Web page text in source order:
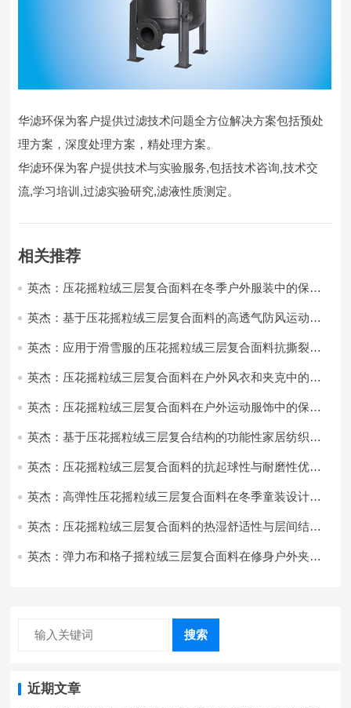
华滤环保为客户提供过滤技术问题全方位解决方案包括预处
理方案，深度处理方案，精处理方案。
华滤环保为客户提供技术与实验服务,包括技术咨询,技术交
流,学习培训,过滤实验研究,滤液性质测定。
相关推荐
英杰：压花摇粒绒三层复合面料在冬季户外服装中的保暖
英杰：基于压花摇粒绒三层复合面料的高透气防风运动服
英杰：应用于滑雪服的压花摇粒绒三层复合面料抗撕裂与
英杰：压花摇粒绒三层复合面料在户外风衣和夹克中的应
英杰：压花摇粒绒三层复合面料在户外运动服饰中的保暖
英杰：基于压花摇粒绒三层复合结构的功能性家居纺织品
英杰：压花摇粒绒三层复合面料的抗起球性与耐磨性优化
英杰：高弹性压花摇粒绒三层复合面料在冬季童装设计中
英杰：压花摇粒绒三层复合面料的热湿舒适性与层间结合
英杰：弹力布和格子摇粒绒三层复合面料在修身户外夹克
搜索
近期文章